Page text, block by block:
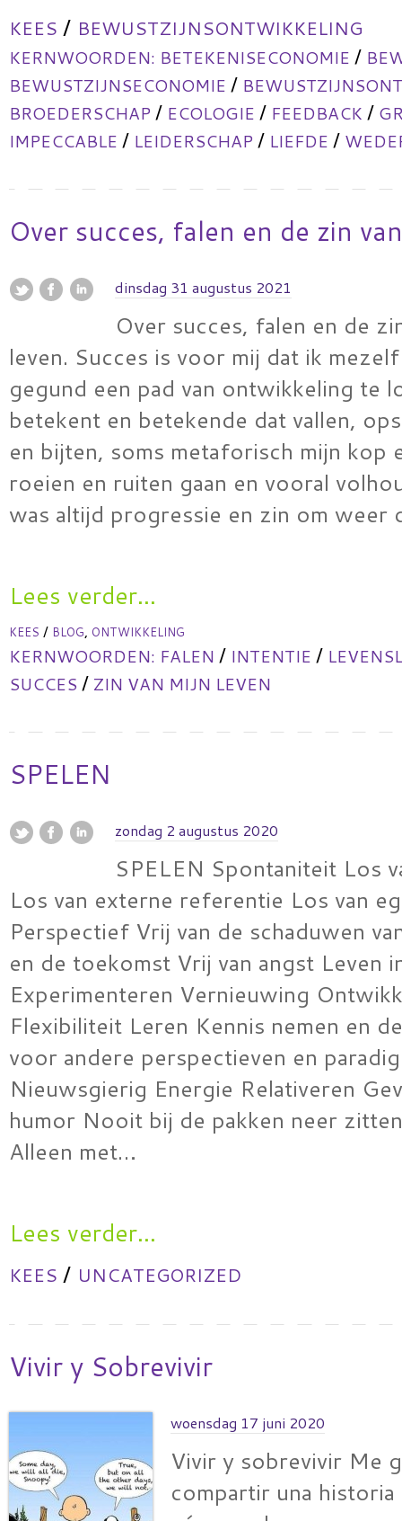
KEES / BEWUSTZIJNSONTWIKKELING
KERNWOORDEN: BETEKENISECONOMIE /
BEWUSTZIJNSECONOMIE /
BROEDERSCHAP / ECOLOGIE / FEEDBACK /
IMPECCABLE / LEIDERSCHAP / LIEFDE /
Over succes, falen en de zin
dinsdag 31 augustus 2021
Over succes, falen en de
leven. Succes is voor mij dat ik
gegund een pad van ontwikkeling te
betekent en betekende dat vallen,
en bijten, soms metaforisch mijn kop
roeien en ruiten gaan en vooral
was altijd progressie en zin om
Lees verder...
KEES / BLOG, ONTWIKKELING
KERNWOORDEN: FALEN / INTENTIE /
SUCCES / ZIN VAN MIJN LEVEN
SPELEN
zondag 2 augustus 2020
SPELEN Spontaniteit Los
Los van externe referentie Los van
Perspectief Vrij van de schaduwen
en de toekomst Vrij van angst Leven
Experimenteren Vernieuwing
Flexibiliteit Leren Kennis nemen en
voor andere perspectieven en
Nieuwsgierig Energie Relativeren
humor Nooit bij de pakken neer
Alleen met…
Lees verder...
KEES / UNCATEGORIZED
Vivir y Sobrevivir
woensdag 17 juni 2020
Vivir y sobrevivir Me
compartir una historia